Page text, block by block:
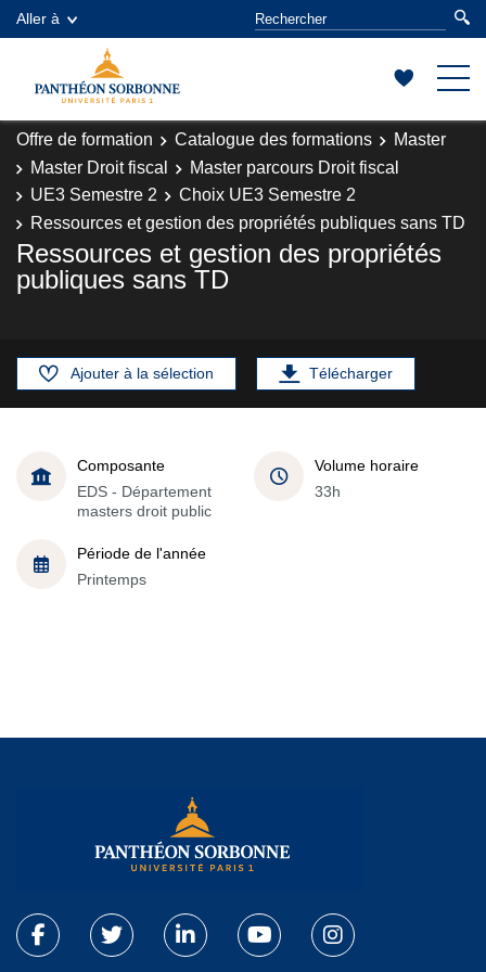
Aller à
Offre de formation Catalogue des formations
Master
Master Droit fiscal
Master parcours Droit fiscal
UE3 Semestre 2
Choix UE3 Semestre 2
Ressources et gestion des propriétés publiques sans TD
Ressources et gestion des propriétés
publiques sans TD
Ajouter à la sélection Télécharger
Composante
EDS - Département
masters droit public
Volume horaire
33h
Période de l'année
Printemps